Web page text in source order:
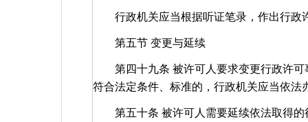
行政机关应当根据听证笔录，作出行
第五节 变更与延续
第四十九条 被许可人要求变更行政许可
符合法定条件、标准的，行政机关应当依法
第五十条 被许可人需要延续依法取得的